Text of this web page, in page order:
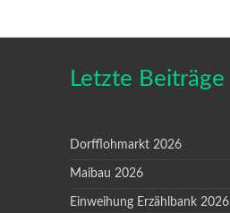
Letzte Beiträge
Dorfflohmarkt 2026
Maibau 2026
Einweihung Erzählbank 2026